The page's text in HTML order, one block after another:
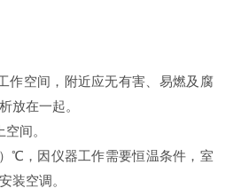
作空间，附近应无有害、易燃及腐
放在一起。
间。
℃，因仪器工作需要恒温条件，室
装空调。